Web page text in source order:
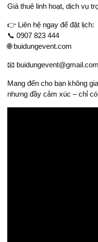
Giá thuê linh hoạt, dịch vụ
👉 Liên hệ ngay để đặt lịch:
📞 0907 823 444
🌐 buidungevent.com
📧 buidungevent@gmail.com
Mang đến cho bạn không
nhưng đầy cảm xúc – chỉ